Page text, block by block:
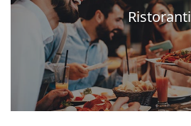
Ristoranti